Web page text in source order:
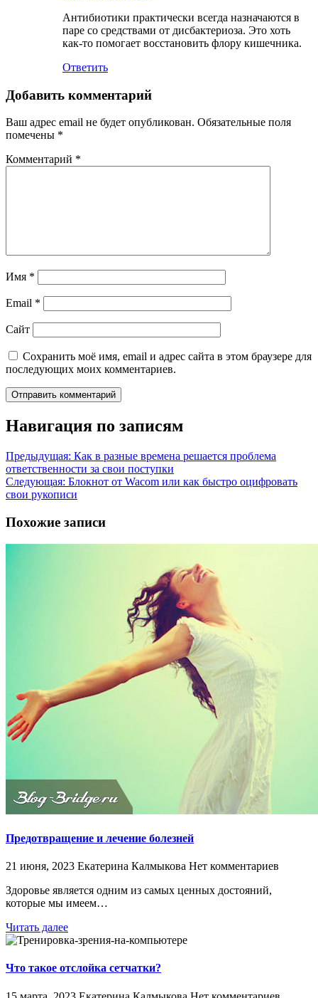
Антибиотики практически всегда назначаются в
паре со средствами от дисбактериоза. Это хоть
как-то помогает восстановить флору кишечника.
Ответить
Добавить комментарий
Ваш адрес email не будет опубликован. Обязательные поля
помечены *
Комментарий *
Имя *
Email *
Сайт
Сохранить моё имя, email и адрес сайта в этом браузере для
последующих моих комментариев.
Навигация по записям
Предыдущая: Как в разные времена решается проблема
ответственности за свои поступки
Следующая: Блокнот от Wacom или как быстро оцифровать
свои рукописи
Похожие записи
Предотвращение и лечение болезней
21 июня, 2023 Екатерина Калмыкова Нет комментариев
Здоровье является одним из самых ценных достояний,
которые мы имеем…
Читать далее
Что такое отслойка сетчатки?